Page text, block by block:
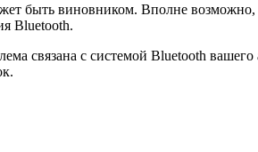
быть виновником. Вполне
Bluetooth.
связана с системой Bluetooth